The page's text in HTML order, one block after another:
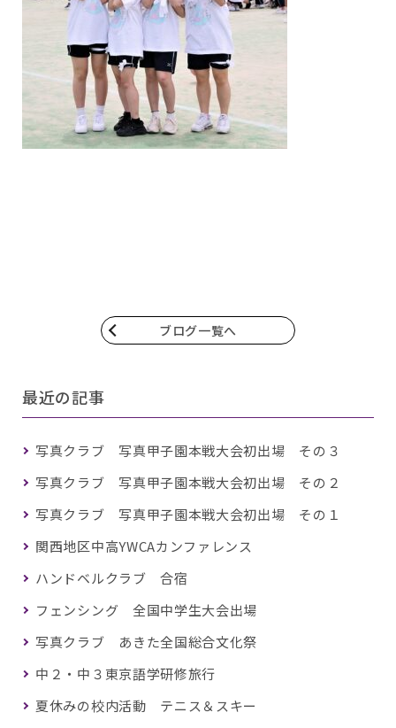
ブログ一覧へ
最近の記事
写真クラブ 写真甲子園本戦大会初出場 その３
写真クラブ 写真甲子園本戦大会初出場 その２
写真クラブ 写真甲子園本戦大会初出場 その１
関西地区中高YWCAカンファレンス
ハンドベルクラブ 合宿
フェンシング 全国中学生大会出場
写真クラブ あきた全国総合文化祭
中２・中３東京語学研修旅行
夏休みの校内活動 テニス＆スキー